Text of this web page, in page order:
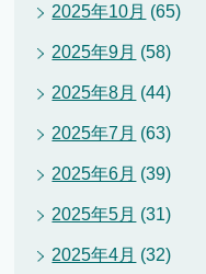
2025年10月 (65)
2025年9月 (58)
2025年8月 (44)
2025年7月 (63)
2025年6月 (39)
2025年5月 (31)
2025年4月 (32)